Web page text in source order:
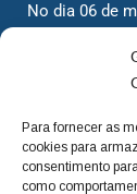
Para fornecer as
cookies para
consentimento
como
No dia 06 de
cidadãos
dois jornais.
com o foco de
deixamos de